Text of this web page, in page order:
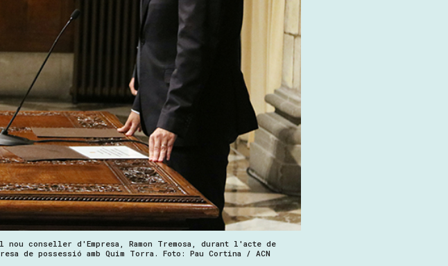
nou conseller d'Empresa, Ramon Tremosa, durant l'acte de
de possessió amb Quim Torra. Foto: Pau Cortina / ACN